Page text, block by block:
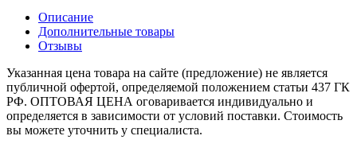
Описание
Дополнительные товары
Отзывы
Указанная цена товара на сайте (предложение) не является
публичной офертой, определяемой положением статьи 437 ГК
РФ. ОПТОВАЯ ЦЕНА оговаривается индивидуально и
определяется в зависимости от условий поставки. Стоимость
вы можете уточнить у специалиста.